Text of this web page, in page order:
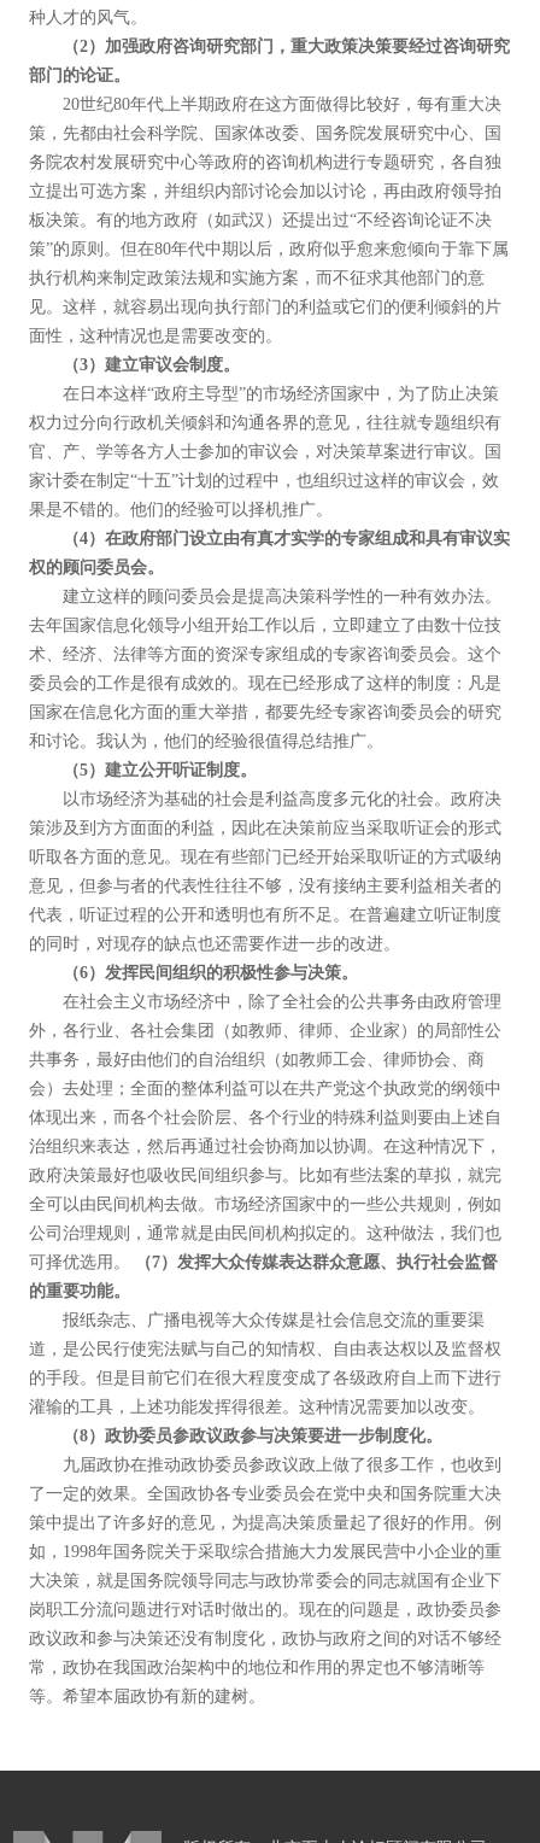
种人才的风气。
（2）加强政府咨询研究部门，重大政策决策要经过咨询研究
部门的论证。
20世纪80年代上半期政府在这方面做得比较好，每有重大决
策，先都由社会科学院、国家体改委、国务院发展研究中心、国
务院农村发展研究中心等政府的咨询机构进行专题研究，各自独
立提出可选方案，并组织内部讨论会加以讨论，再由政府领导拍
板决策。有的地方政府（如武汉）还提出过“不经咨询论证不决
策”的原则。但在80年代中期以后，政府似乎愈来愈倾向于靠下属
执行机构来制定政策法规和实施方案，而不征求其他部门的意
见。这样，就容易出现向执行部门的利益或它们的便利倾斜的片
面性，这种情况也是需要改变的。
（3）建立审议会制度。
在日本这样“政府主导型”的市场经济国家中，为了防止决策
权力过分向行政机关倾斜和沟通各界的意见，往往就专题组织有
官、产、学等各方人士参加的审议会，对决策草案进行审议。国
家计委在制定“十五”计划的过程中，也组织过这样的审议会，效
果是不错的。他们的经验可以择机推广。
（4）在政府部门设立由有真才实学的专家组成和具有审议实
权的顾问委员会。
建立这样的顾问委员会是提高决策科学性的一种有效办法。
去年国家信息化领导小组开始工作以后，立即建立了由数十位技
术、经济、法律等方面的资深专家组成的专家咨询委员会。这个
委员会的工作是很有成效的。现在已经形成了这样的制度：凡是
国家在信息化方面的重大举措，都要先经专家咨询委员会的研究
和讨论。我认为，他们的经验很值得总结推广。
（5）建立公开听证制度。
以市场经济为基础的社会是利益高度多元化的社会。政府决
策涉及到方方面面的利益，因此在决策前应当采取听证会的形式
听取各方面的意见。现在有些部门已经开始采取听证的方式吸纳
意见，但参与者的代表性往往不够，没有接纳主要利益相关者的
代表，听证过程的公开和透明也有所不足。在普遍建立听证制度
的同时，对现存的缺点也还需要作进一步的改进。
（6）发挥民间组织的积极性参与决策。
在社会主义市场经济中，除了全社会的公共事务由政府管理
外，各行业、各社会集团（如教师、律师、企业家）的局部性公
共事务，最好由他们的自治组织（如教师工会、律师协会、商
会）去处理；全面的整体利益可以在共产党这个执政党的纲领中
体现出来，而各个社会阶层、各个行业的特殊利益则要由上述自
治组织来表达，然后再通过社会协商加以协调。在这种情况下，
政府决策最好也吸收民间组织参与。比如有些法案的草拟，就完
全可以由民间机构去做。市场经济国家中的一些公共规则，例如
公司治理规则，通常就是由民间机构拟定的。这种做法，我们也
可择优选用。
（7）发挥大众传媒表达群众意愿、执行社会监督
的重要功能。
报纸杂志、广播电视等大众传媒是社会信息交流的重要渠
道，是公民行使宪法赋与自己的知情权、自由表达权以及监督权
的手段。但是目前它们在很大程度变成了各级政府自上而下进行
灌输的工具，上述功能发挥得很差。这种情况需要加以改变。
（8）政协委员参政议政参与决策要进一步制度化。
九届政协在推动政协委员参政议政上做了很多工作，也收到
了一定的效果。全国政协各专业委员会在党中央和国务院重大决
策中提出了许多好的意见，为提高决策质量起了很好的作用。例
如，1998年国务院关于采取综合措施大力发展民营中小企业的重
大决策，就是国务院领导同志与政协常委会的同志就国有企业下
岗职工分流问题进行对话时做出的。现在的问题是，政协委员参
政议政和参与决策还没有制度化，政协与政府之间的对话不够经
常，政协在我国政治架构中的地位和作用的界定也不够清晰等
等。希望本届政协有新的建树。